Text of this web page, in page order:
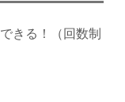
きる！（回数制